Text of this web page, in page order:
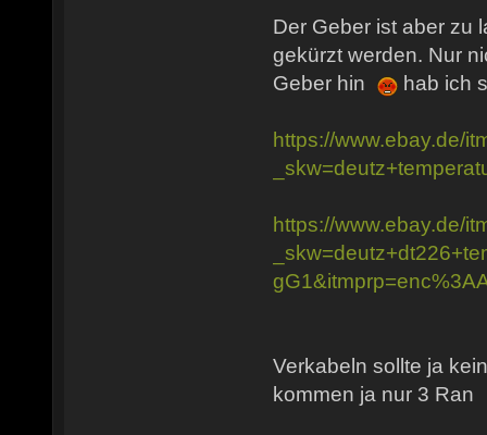
Der Geber ist aber zu
gekürzt werden. Nur
Geber hin
hab ich
https://www.ebay.de/
https://www.ebay.de/
Verkabeln sollte ja
kommen ja nur 3 Ran